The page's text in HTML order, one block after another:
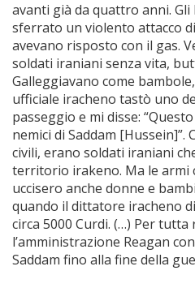
avanti già da quattro anni.
sferrato un violento attacco
avevano risposto con il gas.
soldati iraniani senza vita,
Galleggiavano come
ufficiale iracheno tastò uno
passeggio e mi disse:
nemici di Saddam
civili, erano soldati iraniani
territorio irakeno. Ma le armi
uccisero anche donne e
quando il dittatore iracheno
circa 5000 Curdi. (…) Per tutta
l’amministrazione Reagan
Saddam fino alla fine della